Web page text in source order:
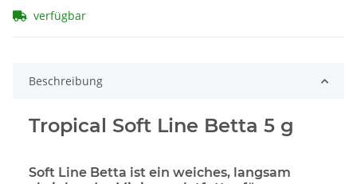
verfügbar
Beschreibung
Tropical Soft Line Betta 5 g
Soft Line Betta ist ein weiches, langsam